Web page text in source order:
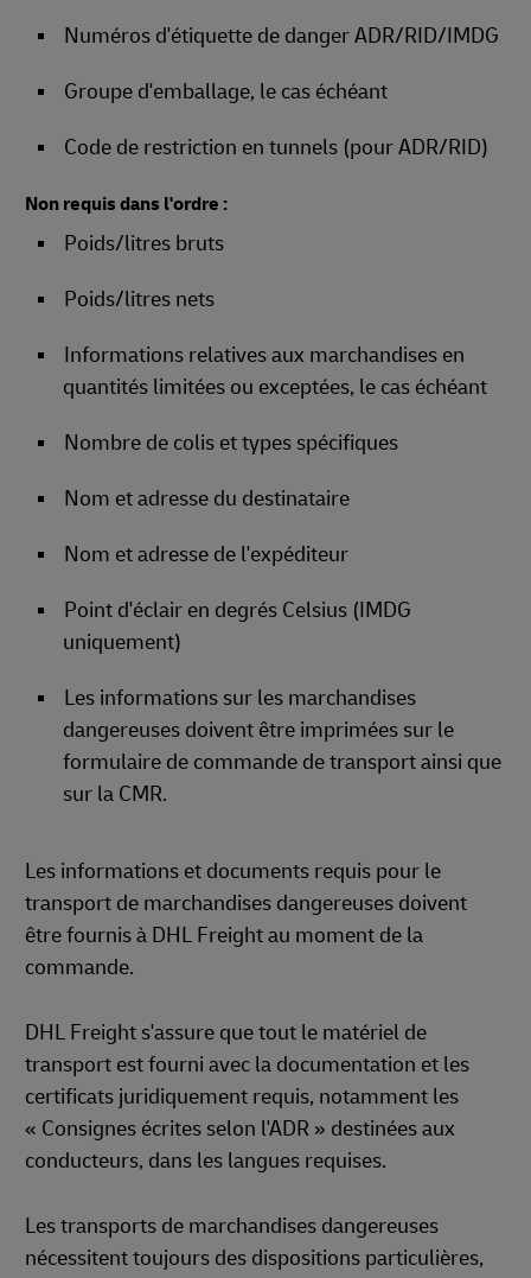
Numéros d'étiquette de danger ADR/RID/IMDG
Groupe d'emballage, le cas échéant
Code de restriction en tunnels (pour ADR/RID)
Non requis dans l'ordre :
Poids/litres bruts
Poids/litres nets
Informations relatives aux marchandises en
quantités limitées ou exceptées, le cas échéant
Nombre de colis et types spécifiques
Nom et adresse du destinataire
Nom et adresse de l'expéditeur
Point d'éclair en degrés Celsius (IMDG
uniquement)
Les informations sur les marchandises
dangereuses doivent être imprimées sur le
formulaire de commande de transport ainsi que
sur la CMR.
Les informations et documents requis pour le
transport de marchandises dangereuses doivent
être fournis à DHL Freight au moment de la
commande.
DHL Freight s'assure que tout le matériel de
transport est fourni avec la documentation et les
certificats juridiquement requis, notamment les
« Consignes écrites selon l'ADR » destinées aux
conducteurs, dans les langues requises.
Les transports de marchandises dangereuses
nécessitent toujours des dispositions particulières,